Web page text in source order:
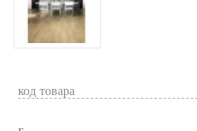
код товара